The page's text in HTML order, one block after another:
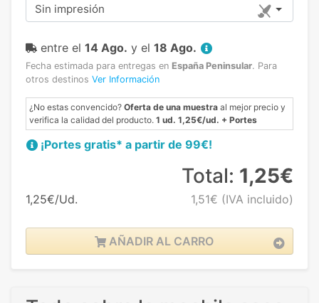
Sin impresión
entre el 14 Ago. y el 18 Ago.
Fecha estimada para entregas en España Peninsular. Para
otros destinos Ver Información
¿No estas convencido? Oferta de una muestra al mejor precio y
verifica la calidad del producto. 1 ud. 1,25€/ud. + Portes
¡Portes gratis* a partir de 99€!
1,25€/Ud.
Total: 1,25€
1,51€ (IVA incluido)
AÑADIR AL CARRO